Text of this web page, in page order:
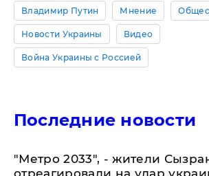
Владимир Путин Мнение
Новости Украины Видео
Война Украины с Россией
Последние новости
"Метро 2033", - жители
отреагировали на удар